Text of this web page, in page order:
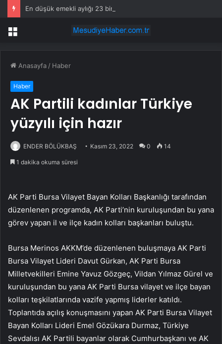
En düşük emekli aylığı 23 bin 552 liraya yükseltildi
Menü
Anasayfa / Haber
Haber
AK Partili kadınlar Türkiye
yüzyılı için hazır
ENDER BÖLÜKBAŞ Kasım 23, 2022 0 14
1 dakika okuma süresi
AK Parti Bursa Vilayet Bayan Kolları Başkanlığı tarafından
düzenlenen programda, AK Parti’nin kuruluşundan bu yana
görev yapan il ve ilçe kadın kolları başkanları buluştu.
Bursa Merinos AKKM’de düzenlenen buluşmaya AK Parti
Bursa Vilayet Lideri Davut Gürkan, AK Parti Bursa
Milletvekilleri Emine Yavuz Gözgeç, Vildan Yılmaz Gürel ve
kuruluşundan bu yana AK Parti Bursa vilayet ve ilçe bayan
kolları teşkilatlarında vazife yapmış liderler katıldı.
Toplantıda açılış konuşmasını yapan AK Parti Bursa Vilayet
Bayan Kolları Lideri Emel Gözükara Durmaz, Türkiye
Sevdalısı AK Partili bayanlar olarak Cumhurbaşkanı ve AK